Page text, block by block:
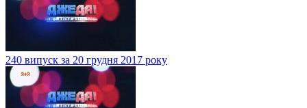
240 випуск за 20 грудня 2017 року